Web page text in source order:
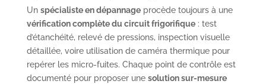
Un spécialiste en dépannageprocède toujours à une
vérification complète du circuit frigorifique: test
d’étanchéité, relevé de pressions, inspection visuelle
détaillée, voire utilisation de caméra thermique pour
repérer les micro-fuites. Chaque point de contrôle est
documenté pour proposer une solution sur-mesure